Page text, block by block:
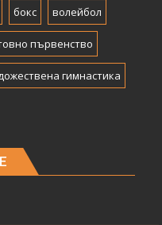
бокс волейбол
първенство
гимнастика